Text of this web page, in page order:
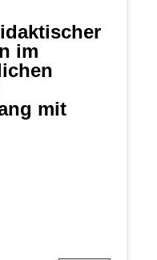
im
mit